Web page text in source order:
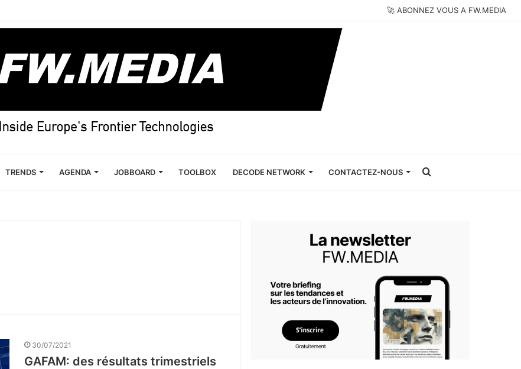
🚀 ABONNEZ VOUS A FW.MEDIA
TRENDS AGENDA JOBBOARD TOOLBOX DECODE NETWORK CONTACTEZ-NOUS Rechercher
30/07/2021
GAFAM: des résultats trimestriels